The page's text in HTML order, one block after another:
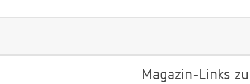
Magazin-Links